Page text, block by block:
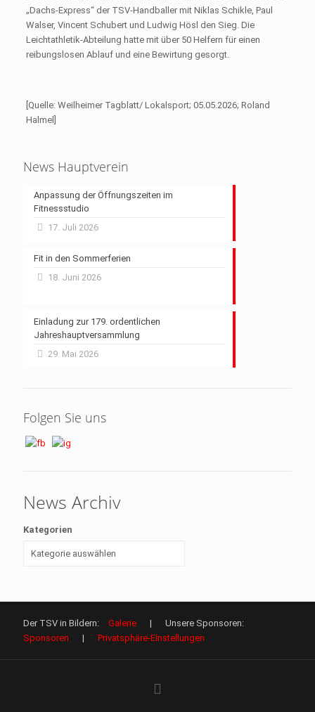
„Dachs-Express“ der TSV-Handballer mit Niklas Schikle, Paul
Walser, Vincent Schubert und Ludwig Hösl den Sieg. Die
Leichtathletik-Abteilung hatte mit über 50 Helfern für einen
reibungslosen Ablauf und eine Bewirtung gesorgt.
[Quelle: Weilheimer Tagblatt/ Lokalsport; 05.05.2026; Roland
Halmel]
News Hauptverein
Anpassung der Öffnungszeiten im
Fitnessstudio
17. Juli 2026
Fit in den Sommerferien
18. Juni 2026
Einladung zur 179. ordentlichen
Jahreshauptversammlung
29. Mai 2026
Folgen Sie uns
News Archiv
Kategorien
Der TSV in Bildern: Galerie | Unsere Sponsoren:
Sponsoren | Privatsphäre-Einstellungen